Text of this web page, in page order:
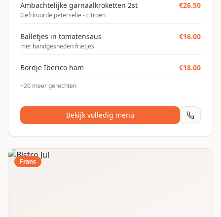
Ambachtelijke garnaalkroketten 2st
Gefrituurde peterselie - citroen
€26.50
Balletjes in tomatensaus
met handgesneden frietjes
€16.00
Bordje Iberico ham €18.00
+20 meer gerechten
Bekijk volledig menu
Frans